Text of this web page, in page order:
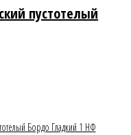
пустотелый